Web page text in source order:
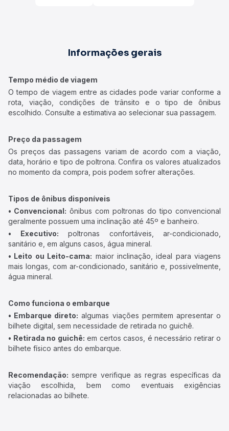
Informações gerais
Tempo médio de viagem
O tempo de viagem entre as cidades pode variar conforme a
rota, viação, condições de trânsito e o tipo de ônibus
escolhido. Consulte a estimativa ao selecionar sua passagem.
Preço da passagem
Os preços das passagens variam de acordo com a viação,
data, horário e tipo de poltrona. Confira os valores atualizados
no momento da compra, pois podem sofrer alterações.
Tipos de ônibus disponíveis
• Convencional: ônibus com poltronas do tipo convencional
geralmente possuem uma inclinação até 45º e banheiro.
• Executivo: poltronas confortáveis, ar-condicionado,
sanitário e, em alguns casos, água mineral.
• Leito ou Leito-cama: maior inclinação, ideal para viagens
mais longas, com ar-condicionado, sanitário e, possivelmente,
água mineral.
Como funciona o embarque
• Embarque direto: algumas viações permitem apresentar o
bilhete digital, sem necessidade de retirada no guichê.
• Retirada no guichê: em certos casos, é necessário retirar o
bilhete físico antes do embarque.
Recomendação: sempre verifique as regras específicas da
viação escolhida, bem como eventuais exigências
relacionadas ao bilhete.